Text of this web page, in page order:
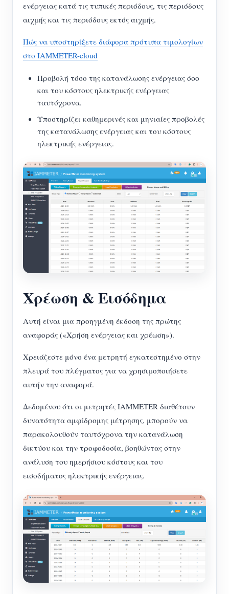
ενέργειας κατά τις τυπικές περιόδους, τις περιόδους
αιχμής και τις περιόδους εκτός αιχμής.
Πώς να υποστηρίξετε διάφορα πρότυπα τιμολογίων
στο IAMMETER-cloud
Προβολή τόσο της κατανάλωσης ενέργειας όσο
και του κόστους ηλεκτρικής ενέργειας
ταυτόχρονα.
Υποστηρίζει καθημερινές και μηνιαίες προβολές
της κατανάλωσης ενέργειας και του κόστους
ηλεκτρικής ενέργειας.
Χρέωση & Εισόδημα
Αυτή είναι μια προηγμένη έκδοση της πρώτης
αναφοράς («Χρήση ενέργειας και χρέωση»).
Χρειάζεστε μόνο ένα μετρητή εγκατεστημένο στην
πλευρά του πλέγματος για να χρησιμοποιήσετε
αυτήν την αναφορά.
Δεδομένου ότι οι μετρητές IAMMETER διαθέτουν
δυνατότητα αμφίδρομης μέτρησης, μπορούν να
παρακολουθούν ταυτόχρονα την κατανάλωση
δικτύου και την τροφοδοσία, βοηθώντας στην
ανάλυση του ημερήσιου κόστους και του
εισοδήματος ηλεκτρικής ενέργειας.